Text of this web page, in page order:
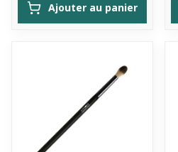
Ajouter au panier